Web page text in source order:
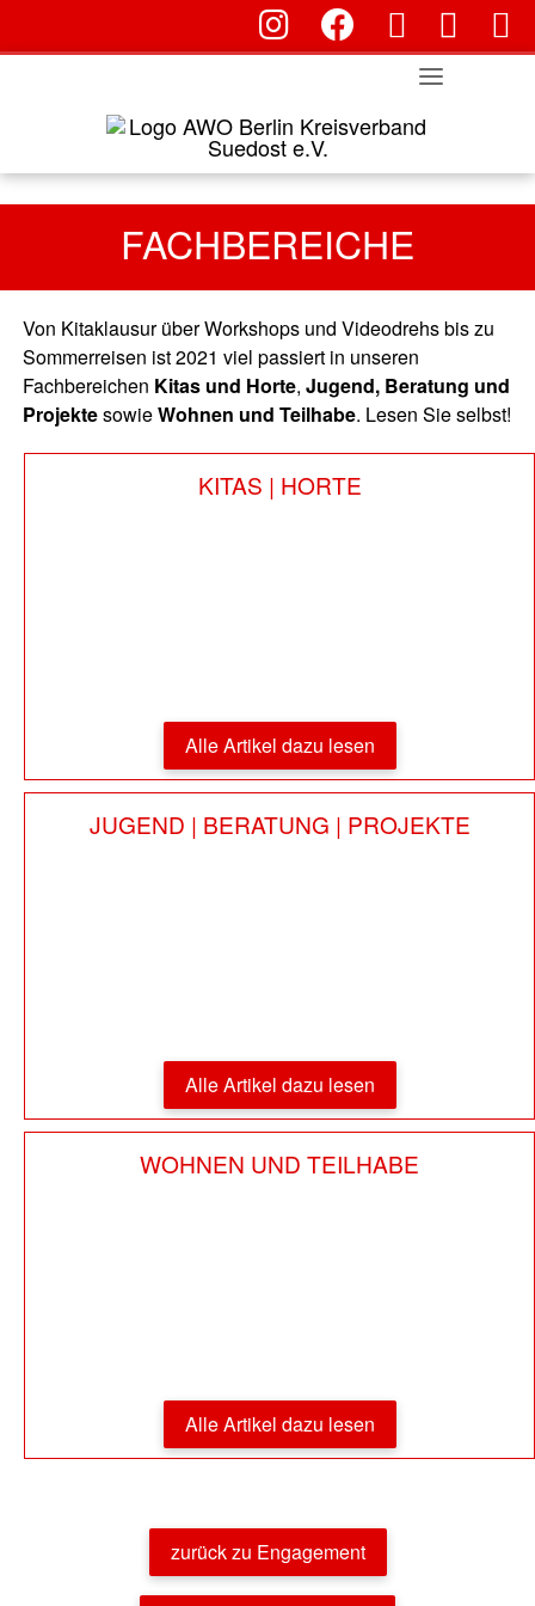
content
fab fa-instagramfab fa-facebook
fas fa-far fa-
FACHBEREICHE
Von Kitaklausur über Workshops und Videodrehs bis zu
Sommerreisen ist 2021 viel passiert in unseren
Fachbereichen Kitas und Horte, Jugend, Beratung und
ProjektesowieWohnen und Teilhabe. Lesen Sie selbst!
KITAS | HORTE
Alle Artikel dazu lesen
JUGEND | BERATUNG | PROJEKTE
Alle Artikel dazu lesen
WOHNEN UND TEILHABE
Alle Artikel dazu lesen
zurück zu Engagement